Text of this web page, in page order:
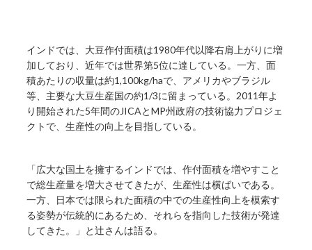
インドでは、大豆作付面積は1980年代以降右肩上がりに増
加しており、近年では世界第5位に達している。一方、面
積あたりの収量は約1,100kg/haで、アメリカやブラジル
等、主要な大豆生産国の約1/3に留まっている。2011年よ
り開始された5年間のJICAとMP州政府の技術協力プロジェ
クトで、生産性の向上を目指している。
「広大な国土を擁するインドでは、作付面積を増やすこと
で総生産量を増大させてきたが、生産性は横ばいである。
一方、日本では限られた面積の中での生産性向上を模索す
る姿勢が伝統的にあるため、それらを指向した技術が発達
してきた。」と辻さんは語る。